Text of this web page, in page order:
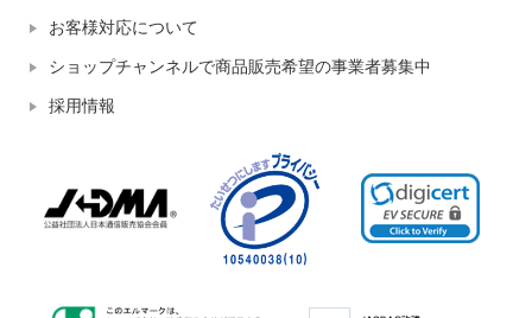
お客様対応について
ショップチャンネルで商品販売希望の事業者募集中
採用情報